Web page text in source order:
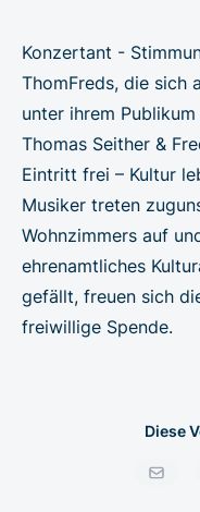
Konzertant -
ThomFreds, die sich
unter ihrem
Thomas Seither &
Eintritt frei – Kultur
Musiker treten
Wohnzimmers auf
ehrenamtliches
gefällt, freuen sich
freiwillige Spende.
Diese